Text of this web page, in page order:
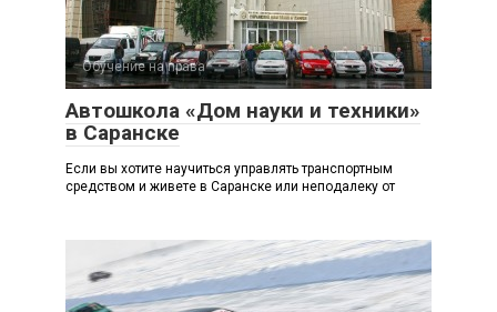
Обучение на права
Автошкола «Дом науки и техники»
в Саранске
Если вы хотите научиться управлять транспортным
средством и живете в Саранске или неподалеку от